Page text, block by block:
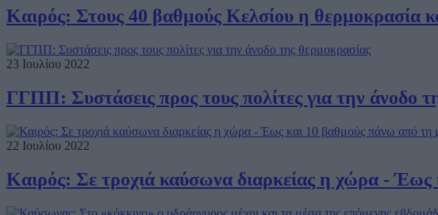
Καιρός: Στους 40 βαθμούς Κελσίου η θερμοκρασία
23 Ιουλίου 2022
ΓΓΠΠ: Συστάσεις προς τους πολίτες για την άνοδο
22 Ιουλίου 2022
Καιρός: Σε τροχιά καύσωνα διαρκείας η χώρα -